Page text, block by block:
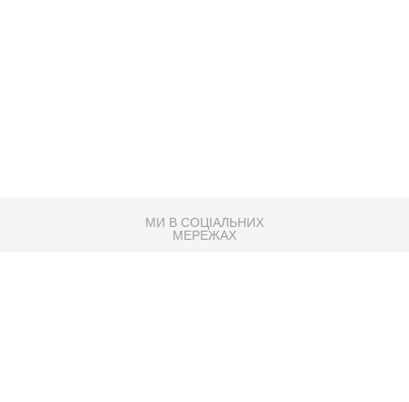
МИ В СОЦІАЛЬНИХ
МЕРЕЖАХ